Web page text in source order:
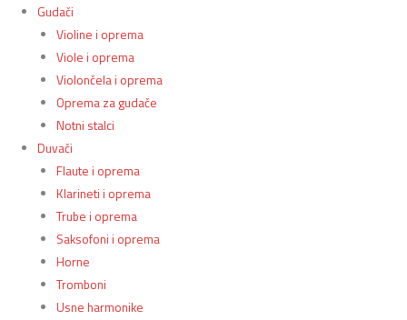
Gudači
Violine i oprema
Viole i oprema
Violončela i oprema
Oprema za gudače
Notni stalci
Duvači
Flaute i oprema
Klarineti i oprema
Trube i oprema
Saksofoni i oprema
Horne
Tromboni
Usne harmonike